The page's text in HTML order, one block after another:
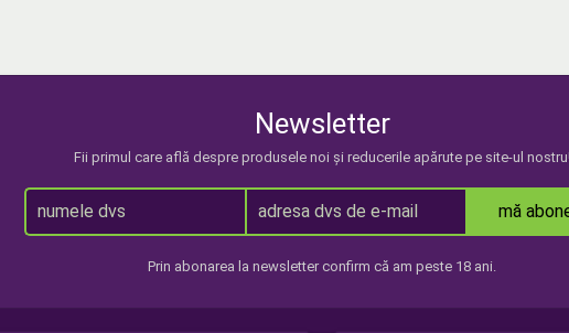
Newsletter
Fii primul care află despre produsele noi și reducerile apărute pe site-ul
mă
Prin abonarea la newsletter confirm că am peste 18 ani.